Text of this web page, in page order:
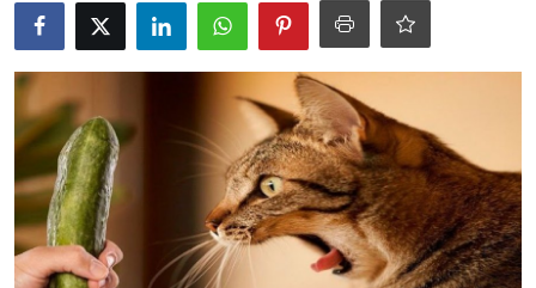
KEDİ BAKIMI
KEDİ DÜNYASI
KEDİ MAMASI
VETERİNERLER